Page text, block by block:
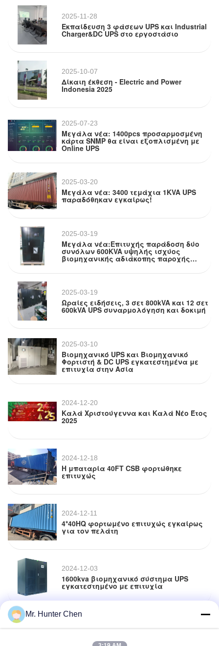
2025-11-28
Εκπαίδευση 3 φάσεων UPS και Industrial
Charger&DC UPS στο εργοστάσιο
2025-10-07
Δίκαιη έκθεση - Electric and Power
Indonesia 2025
2025-07-23
Μεγάλα νέα: 1400pcs προσαρμοσμένη
κάρτα SNMP θα είναι εξοπλισμένη με
Online UPS
2025-03-20
Μεγάλα νέα: 3400 τεμάχια 1KVA UPS
παραδόθηκαν εγκαίρως!
2025-03-19
Μεγάλα νέα:Επιτυχής παράδοση δύο
συνόλων 600KVA υψηλής ισχύος
βιομηχανικής αδιάκοπης παροχής
ηλεκτρικής ενέργειας!
2025-03-19
Ωραίες ειδήσεις, 3 σετ 800kVA και 12 σετ
600kVA UPS συναρμολόγηση και δοκιμή
2025-03-10
Βιομηχανικό UPS και Βιομηχανικό
Φορτιστή & DC UPS εγκατεστημένα με
επιτυχία στην Ασία
2024-12-20
Καλά Χριστούγεννα και Καλά Νέο Έτος
2025
2024-12-18
Η μπαταρία 40FT CSB φορτώθηκε
επιτυχώς
2024-12-11
4*40HQ φορτωμένο επιτυχώς εγκαίρως
για τον πελάτη
2024-12-03
1600kva βιομηχανικό σύστημα UPS
εγκατεστημένο με επιτυχία
φορτιστών συνεχούς ρεύματος
Mr. Hunter Chen